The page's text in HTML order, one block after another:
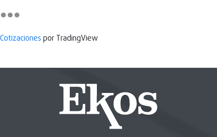
Cotizaciones por TradingView